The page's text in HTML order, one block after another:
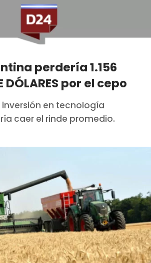
perdería 1.156
DÓLARES por el cepo
en tecnología
caer el rinde promedio.